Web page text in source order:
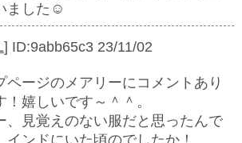
ました☺️
] ID:9abb65c3 23/11/02
ページのメアリーにコメントあり
嬉しいです～＾＾。
、見覚えのない服だと思ったんで
ンドにいた頃のでしたか！